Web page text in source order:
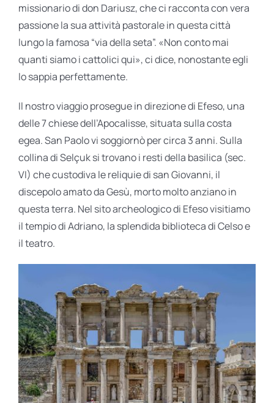
missionario di don Dariusz, che ci racconta con vera
passione la sua attività pastorale in questa città
lungo la famosa “via della seta”. «Non conto mai
quanti siamo i cattolici qui», ci dice, nonostante egli
lo sappia perfettamente.
Il nostro viaggio prosegue in direzione di Efeso, una
delle 7 chiese dell’Apocalisse, situata sulla costa
egea. San Paolo vi soggiornò per circa 3 anni. Sulla
collina di Selçuk si trovano i resti della basilica (sec.
VI) che custodiva le reliquie di san Giovanni, il
discepolo amato da Gesù, morto molto anziano in
questa terra. Nel sito archeologico di Efeso visitiamo
il tempio di Adriano, la splendida biblioteca di Celso e
il teatro.